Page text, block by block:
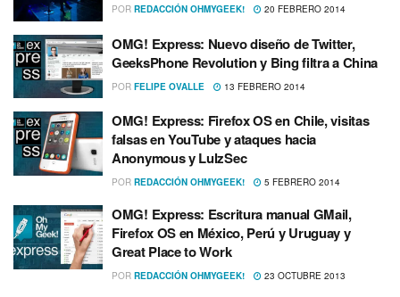
POR REDACCIÓN OHMYGEEK! 20 FEBRERO 2014
OMG! Express: Nuevo diseño de Twitter,
GeeksPhone Revolution y Bing filtra a China
POR FELIPE OVALLE 13 FEBRERO 2014
OMG! Express: Firefox OS en Chile, visitas
falsas en YouTube y ataques hacia
Anonymous y LulzSec
POR REDACCIÓN OHMYGEEK! 5 FEBRERO 2014
OMG! Express: Escritura manual GMail,
Firefox OS en México, Perú y Uruguay y
Great Place to Work
POR REDACCIÓN OHMYGEEK! 23 OCTUBRE 2013